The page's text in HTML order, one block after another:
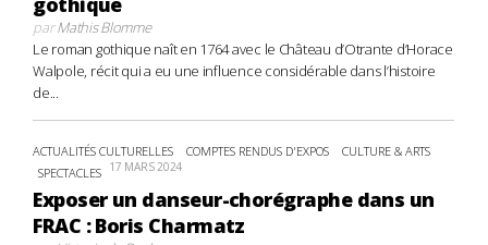
parMathis Blomme
Le roman gothique naît en 1764 avec le Château d’Otrante d’Horace
Walpole, récit qui a eu une influence considérable dans l’histoire
de...
ACTUALITÉS CULTURELLES COMPTES RENDUS D'EXPOS
CULTURE & ARTS
SPECTACLES 17 MARS 2024
Exposer un danseur-chorégraphe dans un
FRAC : Boris Charmatz